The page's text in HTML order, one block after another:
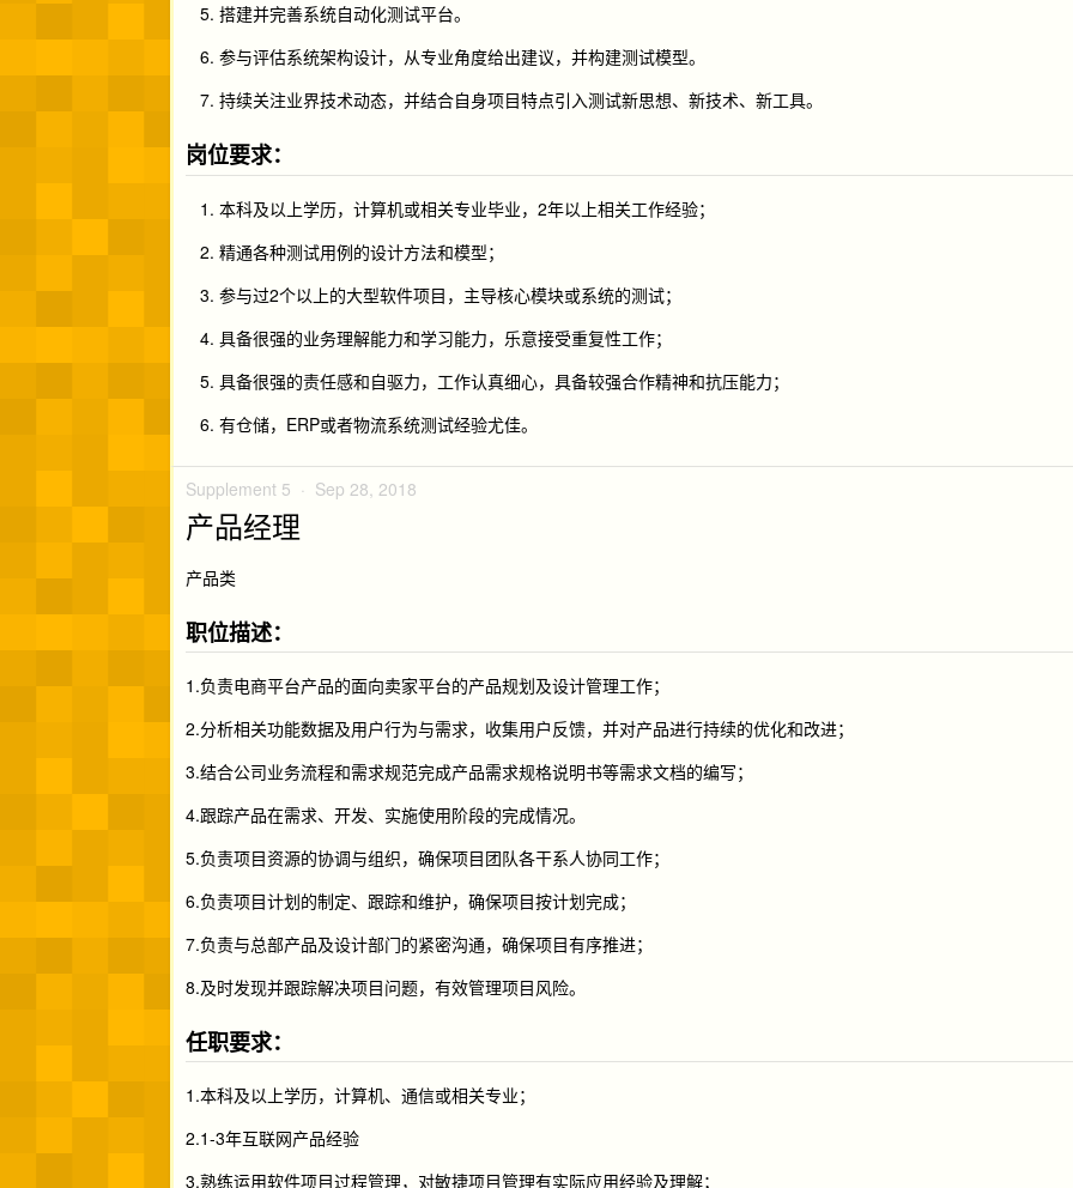
搭建并完善系统自动化测试平台。
参与评估系统架构设计，从专业角度给出建议，并构建测试模型。
持续关注业界技术动态，并结合自身项目特点引入测试新思想、新技术、新工具。
岗位要求：
本科及以上学历，计算机或相关专业毕业，2年以上相关工作经验；
精通各种测试用例的设计方法和模型；
参与过2个以上的大型软件项目，主导核心模块或系统的测试；
具备很强的业务理解能力和学习能力，乐意接受重复性工作；
具备很强的责任感和自驱力，工作认真细心，具备较强合作精神和抗压能力；
有仓储，ERP或者物流系统测试经验尤佳。
Supplement 5 · Sep 28, 2018
产品经理
产品类
职位描述：
1.负责电商平台产品的面向卖家平台的产品规划及设计管理工作；
2.分析相关功能数据及用户行为与需求，收集用户反馈，并对产品进行持续的优化和改进；
3.结合公司业务流程和需求规范完成产品需求规格说明书等需求文档的编写；
4.跟踪产品在需求、开发、实施使用阶段的完成情况。
5.负责项目资源的协调与组织，确保项目团队各干系人协同工作；
6.负责项目计划的制定、跟踪和维护，确保项目按计划完成；
7.负责与总部产品及设计部门的紧密沟通，确保项目有序推进；
8.及时发现并跟踪解决项目问题，有效管理项目风险。
任职要求：
1.本科及以上学历，计算机、通信或相关专业；
2.1-3年互联网产品经验
3.熟练运用软件项目过程管理，对敏捷项目管理有实际应用经验及理解；